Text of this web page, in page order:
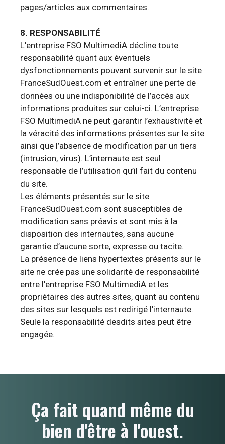
pages/articles aux commentaires.
8. RESPONSABILITÉ
L’entreprise FSO MultimediA décline toute
responsabilité quant aux éventuels
dysfonctionnements pouvant survenir sur le site
FranceSudOuest.com et entraîner une perte de
données ou une indisponibilité de l’accès aux
informations produites sur celui-ci. L’entreprise
FSO MultimediA ne peut garantir l’exhaustivité et
la véracité des informations présentes sur le site
ainsi que l’absence de modification par un tiers
(intrusion, virus). L’internaute est seul
responsable de l’utilisation qu’il fait du contenu
du site.
Les éléments présentés sur le site
FranceSudOuest.com sont susceptibles de
modification sans préavis et sont mis à la
disposition des internautes, sans aucune
garantie d’aucune sorte, expresse ou tacite.
La présence de liens hypertextes présents sur le
site ne crée pas une solidarité de responsabilité
entre l’entreprise FSO MultimediA et les
propriétaires des autres sites, quant au contenu
des sites sur lesquels est redirigé l’internaute.
Seule la responsabilité desdits sites peut être
engagée.
Ça fait quand même du
bien d'être à l'ouest.